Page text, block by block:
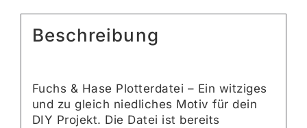
Beschreibung
Fuchs & Hase Plotterdatei – Ein witziges
und zu gleich niedliches Motiv für dein
DIY Projekt. Die Datei ist bereits